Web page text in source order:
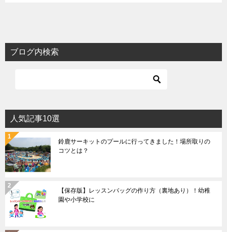
ブログ内検索
人気記事10選
鈴鹿サーキットのプールに行ってきました！場所取りの
コツとは？
【保存版】レッスンバッグの作り方（裏地あり）！幼稚
園や小学校に